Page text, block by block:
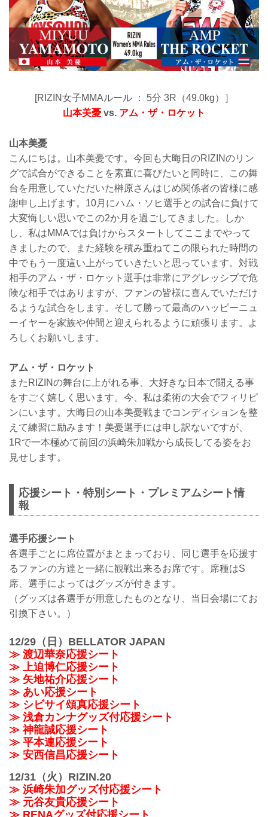
[RIZIN女子MMAルール ： 5分 3R（49.0kg）］
山本美憂 vs. アム・ザ・ロケット
山本美憂
こんにちは。山本美憂です。今回も大晦日のRIZINのリン
グで試合ができることを素直に喜びたいと同時に、この舞
台を用意していただいた榊原さんはじめ関係者の皆様に感
謝申し上げます。10月にハム・ソヒ選手との試合に負けて
大変悔しい思いでこの2か月を過ごしてきました。しか
し、私はMMAでは負けからスタートしてここまでやって
きましたので、また経験を積み重ねてこの限られた時間の
中でもう一度這い上がっていきたいと思っています。対戦
相手のアム・ザ・ロケット選手は非常にアグレッシブで危
険な相手ではありますが、ファンの皆様に喜んでいただけ
るような試合をします。そして勝って最高のハッピーニュ
ーイヤーを家族や仲間と迎えられるように頑張ります。よ
ろしくお願いします。
アム・ザ・ロケット
またRIZINの舞台に上がれる事、大好きな日本で闘える事
をすごく嬉しく思います。今、私は柔術の大会でフィリピ
ンにいます。大晦日の山本美憂戦までコンディションを整
えて練習に励みます！美憂選手には申し訳ないですが、
1Rで一本極めて前回の浜崎朱加戦から成長してる姿をお
見せします。
応援シート・特別シート・プレミアムシート情
報
選手応援シート
各選手ごとに席位置がまとまっており、同じ選手を応援す
るファンの方達と一緒に観戦出来るお席です。席種はS
席、選手によってはグッズが付きます。
（グッズは各選手が用意したものとなり、当日会場にてお
引換下さい。）
12/29（日）BELLATOR JAPAN
≫ 渡辺華奈応援シート
≫ 上迫博仁応援シート
≫ 矢地祐介応援シート
≫ あい応援シート
≫ シビサイ頌真応援シート
≫ 浅倉カンナグッズ付応援シート
≫ 神龍誠応援シート
≫ 平本連応援シート
≫ 安西信昌応援シート
12/31（火）RIZIN.20
≫ 浜崎朱加グッズ付応援シート
≫ 元谷友貴応援シート